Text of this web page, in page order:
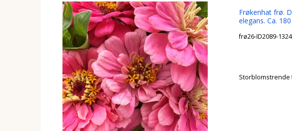
Frøkenhat frø.
elegans. Ca.
frø26-ID2089-
Storblomstrende